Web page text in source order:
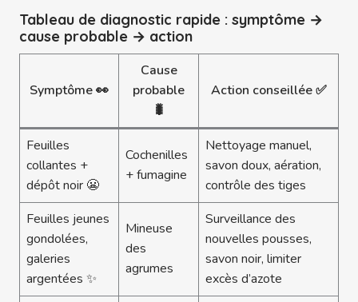
Tableau de diagnostic rapide : symptôme →
cause probable → action
Symptôme 👀
Cause
probable
🐛
Action conseillée ✅
Feuilles
collantes +
dépôt noir 😬
Cochenilles
+ fumagine
Nettoyage manuel,
savon doux, aération,
contrôle des tiges
Feuilles jeunes
gondolées,
galeries
argentées ✨
Mineuse
des
agrumes
Surveillance des
nouvelles pousses,
savon noir, limiter
excès d’azote